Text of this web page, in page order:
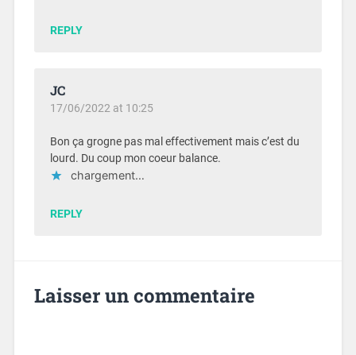
REPLY
JC
17/06/2022 at 10:25
Bon ça grogne pas mal effectivement mais c’est du
lourd. Du coup mon coeur balance.
chargement…
REPLY
Laisser un commentaire